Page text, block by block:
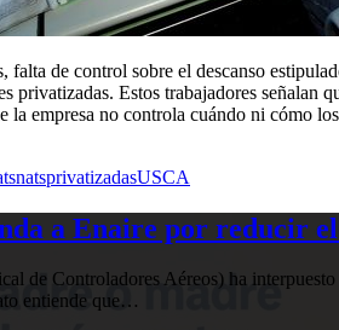
falta de control sobre el descanso
privatizadas. Estos trabajadores señalan
la empresa no controla cuándo ni cómo
natsprivatizadasUSCA
a Enaire por reducir
de Controladores Aéreos) ha
entiende que…